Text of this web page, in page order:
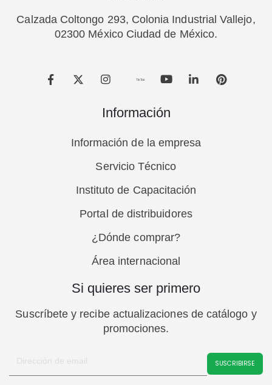
Calzada Coltongo 293, Colonia Industrial Vallejo,
02300 México Ciudad de México.
TikTok
Información
Información de la empresa
Servicio Técnico
Instituto de Capacitación
Portal de distribuidores
¿Dónde comprar?
Área internacional
Si quieres ser primero
Suscríbete y recibe actualizaciones de catálogo y
promociones.
SUSCRIBIRSE